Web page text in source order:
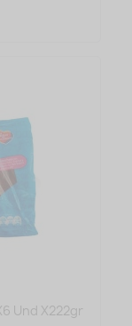
Und X222gr